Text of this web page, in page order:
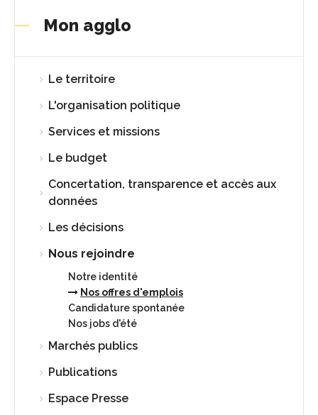
Mon agglo
Le territoire
L'organisation politique
Services et missions
Le budget
Concertation, transparence et accès aux
données
Les décisions
Nous rejoindre
Notre identité
Nos offres d'emplois
Candidature spontanée
Nos jobs d'été
Marchés publics
Publications
Espace Presse